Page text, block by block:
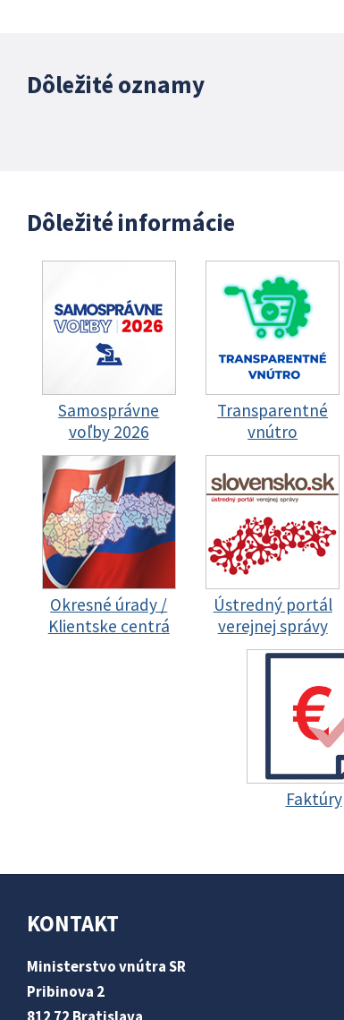
Dôležité oznamy
Dôležité informácie
Samosprávne
voľby 2026
Transparentné
vnútro
Okresné úrady /
Klientske centrá
Ústredný portál
verejnej správy
Faktúry
KONTAKT
Ministerstvo vnútra SR
Pribinova 2
812 72 Bratislava